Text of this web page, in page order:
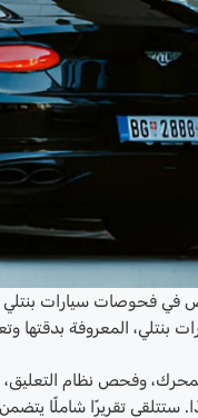
فحوصات سيارات بنتلي
بنتلي، المعروفة
وفحص نظام التعليق،
ستتلقى تقريرًا شاملًا